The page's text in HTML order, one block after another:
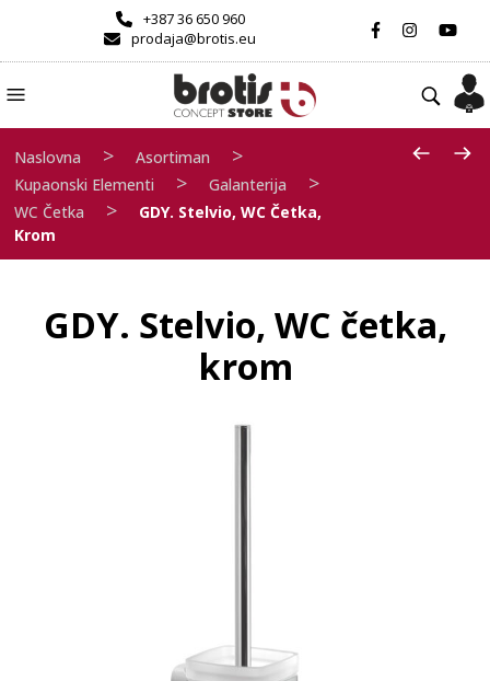
+387 36 650 960
prodaja@brotis.eu
Naslovna > Asortiman >
Kupaonski Elementi > Galanterija >
WC Četka >
GDY. Stelvio, WC Četka,
Krom
GDY. Stelvio, WC četka,
krom